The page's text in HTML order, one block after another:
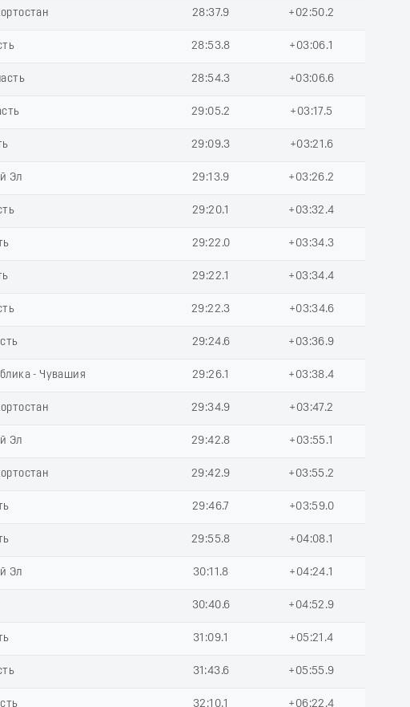
28:37.9 +02:50.2
28:53.8 +03:06.1
28:54.3 +03:06.6
29:05.2 +03:17.5
29:09.3 +03:21.6
Эл 29:13.9 +03:26.2
29:20.1 +03:32.4
29:22.0 +03:34.3
29:22.1 +03:34.4
29:22.3 +03:34.6
29:24.6 +03:36.9
- Чувашия 29:26.1 +03:38.4
29:34.9 +03:47.2
Эл 29:42.8 +03:55.1
29:42.9 +03:55.2
29:46.7 +03:59.0
29:55.8 +04:08.1
Эл 30:11.8 +04:24.1
30:40.6 +04:52.9
31:09.1 +05:21.4
31:43.6 +05:55.9
32:10.1 +06:22.4